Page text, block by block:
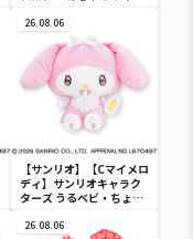
ぐるみ～カビゴン～
26.08.06
【サンリオ】【Cマイメロ
ディ】サンリオキャラク
ターズ うるベビ・ちょい
26.08.06